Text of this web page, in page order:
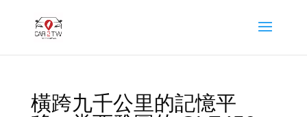
橫跨九千公里的記憶平